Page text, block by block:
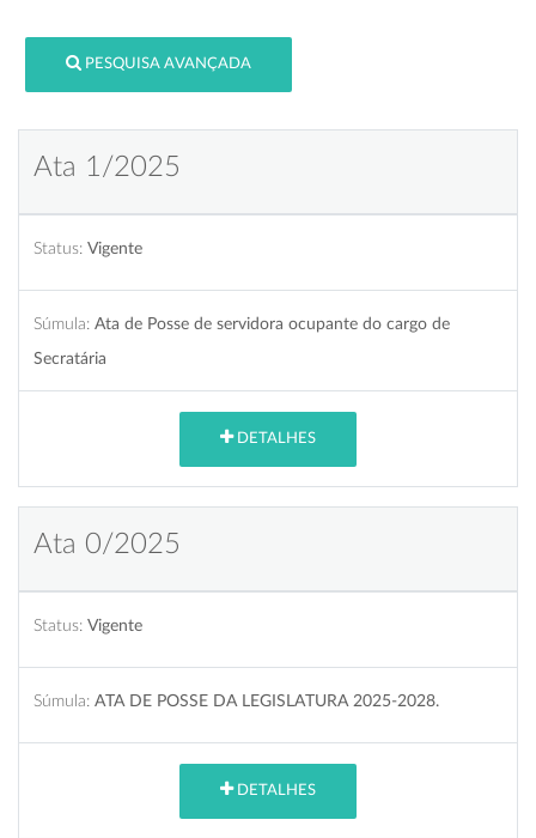
PESQUISA AVANÇADA
Ata 1/2025
Status: Vigente
Súmula: Ata de Posse de servidora ocupante do cargo de
Secratária
DETALHES
Ata 0/2025
Status: Vigente
Súmula: ATA DE POSSE DA LEGISLATURA 2025-2028.
DETALHES